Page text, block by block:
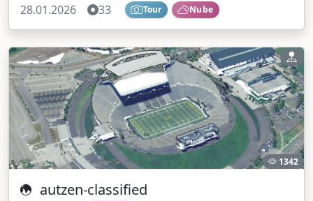
28.01.2026 33 Tour Nube
1342
autzen-classified